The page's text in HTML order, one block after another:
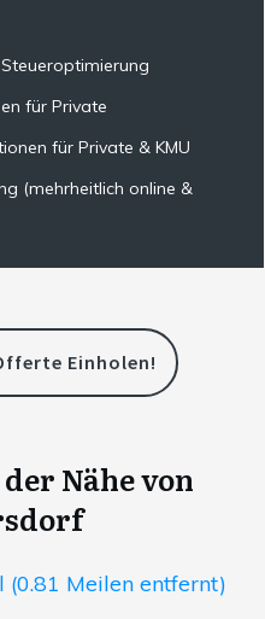
für Private
für Private & KMU
(mehrheitlich online &
Einholen!
Nähe von
Meilen entfernt)